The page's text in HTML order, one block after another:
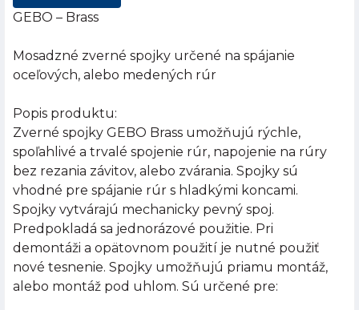
GEBO – Brass
Mosadzné zverné spojky určené na spájanie
oceľových, alebo medených rúr
Popis produktu:
Zverné spojky GEBO Brass umožňujú rýchle,
spoľahlivé a trvalé spojenie rúr, napojenie na rúry
bez rezania závitov, alebo zvárania. Spojky sú
vhodné pre spájanie rúr s hladkými koncami.
Spojky vytvárajú mechanicky pevný spoj.
Predpokladá sa jednorázové použitie. Pri
demontáži a opätovnom použití je nutné použiť
nové tesnenie. Spojky umožňujú priamu montáž,
alebo montáž pod uhlom. Sú určené pre: